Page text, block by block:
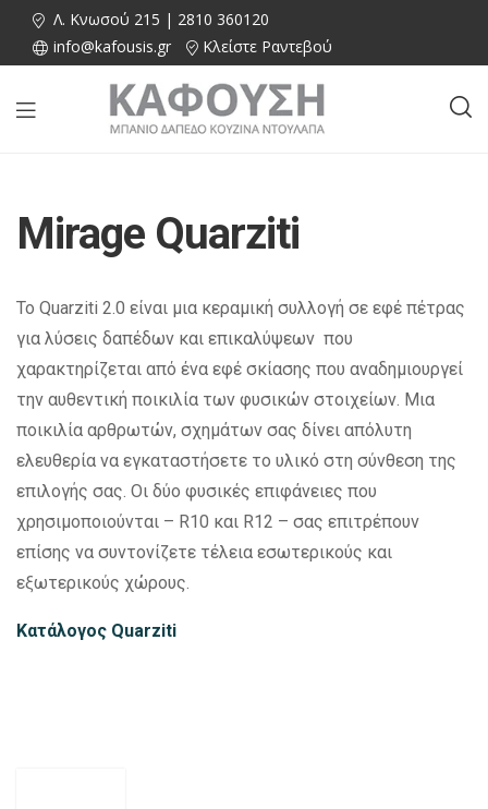
Λ. Κνωσού 215 | 2810 360120
info@kafousis.gr
Κλείστε Ραντεβού
Mirage Quarziti
Το Quarziti 2.0 είναι μια κεραμική συλλογή σε εφέ πέτρας
για λύσεις δαπέδων και επικαλύψεων που
χαρακτηρίζεται από ένα εφέ σκίασης που αναδημιουργεί
την αυθεντική ποικιλία των φυσικών στοιχείων. Μια
ποικιλία αρθρωτών, σχημάτων σας δίνει απόλυτη
ελευθερία να εγκαταστήσετε το υλικό στη σύνθεση της
επιλογής σας. Οι δύο φυσικές επιφάνειες που
χρησιμοποιούνται – R10 και R12 – σας επιτρέπουν
επίσης να συντονίζετε τέλεια εσωτερικούς και
εξωτερικούς χώρους.
Κατάλογος Quarziti